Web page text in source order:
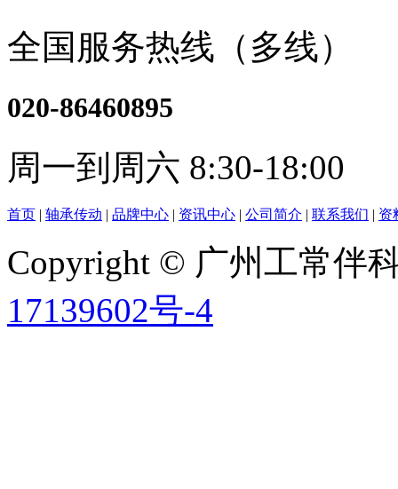
全国服务热线（多线）
020-86460895
周一到周六 8:30-18:00
首页 | 轴承传动 | 品牌中心 | 资讯中心 | 公司简介 | 联系我们 | 资
Copyright © 广州工常伴
17139602号-4